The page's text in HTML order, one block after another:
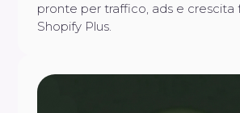
pronte per traffico, ads e crescita
Shopify Plus.